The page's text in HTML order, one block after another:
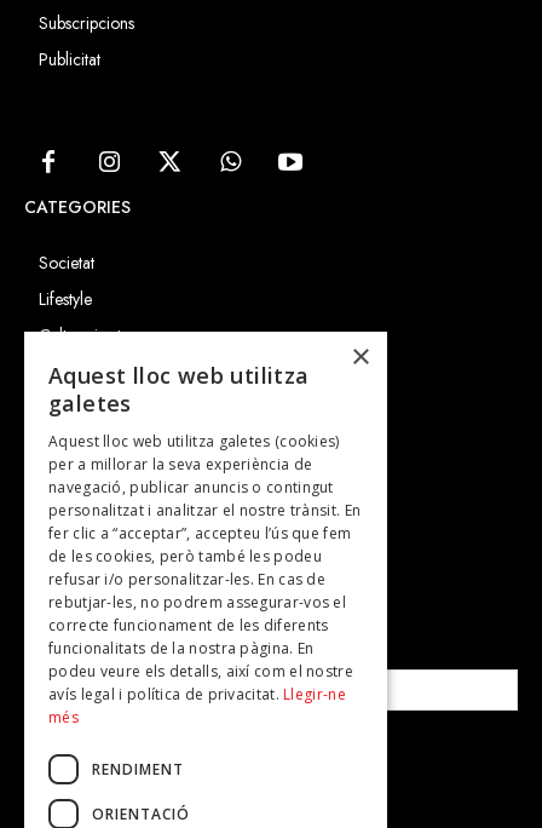
Subscripcions
Publicitat
CATEGORIES
Societat
Lifestyle
Cultura i art
Entrevistes
Gastronomia
TV
Plans per fer
Revistes
SUBSCRIU-TE A LA NOSTRA NEWSLETTER!
Correu electrònic*
Accepto lapolítica de privacitat
×
Aquest lloc web utilitza
galetes
Aquest lloc web utilitza galetes (cookies)
per a millorar la seva experiència de
navegació, publicar anuncis o contingut
personalitzat i analitzar el nostre trànsit. En
fer clic a “acceptar”, accepteu l’ús que fem
de les cookies, però també les podeu
refusar i/o personalitzar-les. En cas de
rebutjar-les, no podrem assegurar-vos el
correcte funcionament de les diferents
funcionalitats de la nostra pàgina. En
podeu veure els detalls, així com el nostre
avís legal i política de privacitat. Llegir-ne
més
RENDIMENT
ORIENTACIÓ